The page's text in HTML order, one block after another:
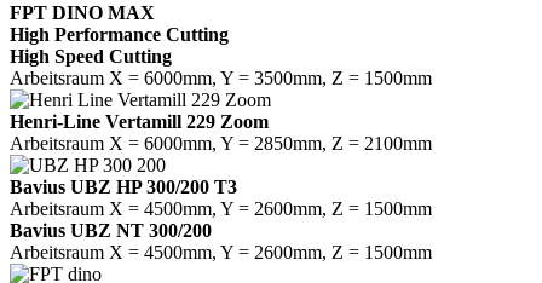
FPT DINO MAX
High Performance Cutting
High Speed Cutting
Arbeitsraum X = 6000mm, Y = 3500mm, Z = 1500mm
Henri-Line Vertamill 229 Zoom
Arbeitsraum X = 6000mm, Y = 2850mm, Z = 2100mm
Bavius UBZ HP 300/200 T3
Arbeitsraum X = 4500mm, Y = 2600mm, Z = 1500mm
Bavius UBZ NT 300/200
Arbeitsraum X = 4500mm, Y = 2600mm, Z = 1500mm